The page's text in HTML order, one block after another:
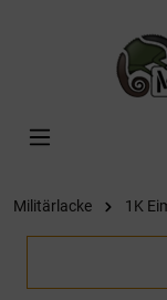
Militärlacke 1K